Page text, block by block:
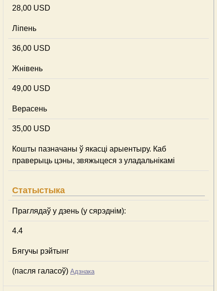
28,00 USD
Ліпень
36,00 USD
Жнівень
49,00 USD
Верасень
35,00 USD
Кошты пазначаны ў якасці арыентыру. Каб
праверыць цэны, звяжыцеся з уладальнікамі
Статыстыка
Праглядаў у дзень (у сярэднім):
4.4
Бягучы рэйтынг
(пасля галасоў) Адзнака